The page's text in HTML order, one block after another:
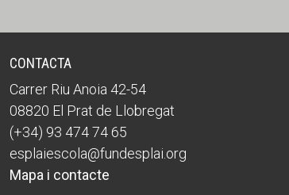
CONTACTA
Carrer Riu Anoia 42-54
08820 El Prat de Llobregat
(+34) 93 474 74 65
esplaiescola@fundesplai.org
Mapa i contacte